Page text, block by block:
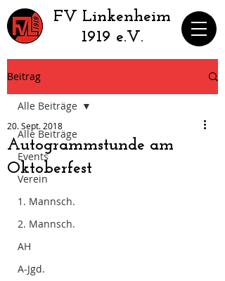
​FV Linkenheim
1919 e.V.
Beitrag
Alle Beiträge
Events
Verein
1. Mannsch.
2. Mannsch.
AH
A-Jgd.
Alle Beiträge
Autogrammstunde am
Oktoberfest
20. Sept. 2018